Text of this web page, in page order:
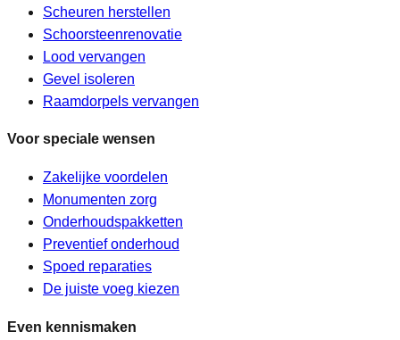
Scheuren herstellen
Schoorsteenrenovatie
Lood vervangen
Gevel isoleren
Raamdorpels vervangen
Voor speciale wensen
Zakelijke voordelen
Monumenten zorg
Onderhoudspakketten
Preventief onderhoud
Spoed reparaties
De juiste voeg kiezen
Even kennismaken